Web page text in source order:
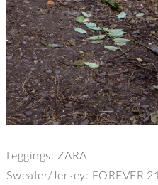
Leggings: ZARA
Sweater/Jersey: FOREVER 21